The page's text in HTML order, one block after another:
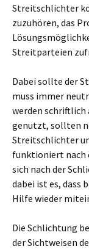
Streitschlichter
zuzuhören, das
Streitparteien
Dabei sollte der
muss immer
werden schriftlich
genutzt, sollten
Streitschlichter
funktioniert nach
sich nach der
dabei ist es, dass
Hilfe wieder
Die Schlichtung
der Sichtweisen